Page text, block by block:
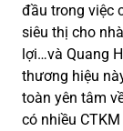
đầu trong việc
siêu thị cho
lợi…và Quang
thương hiệu
toàn yên tâm
có nhiều